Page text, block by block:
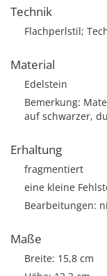
Technik
Flachperlstil;
Material
Edelstein
Bemerkung:
auf schwarzer,
Erhaltung
fragmentiert
eine kleine
Bearbeitungen:
Maße
Breite: 15,8 cm